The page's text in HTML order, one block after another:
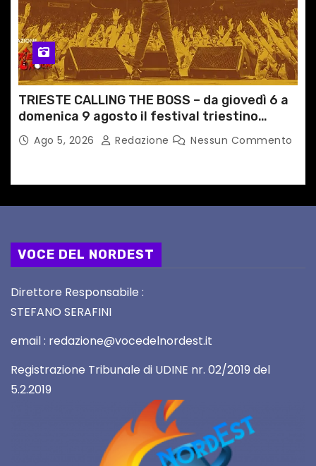
TRIESTE CALLING THE BOSS – da giovedì 6 a
domenica 9 agosto il festival triestino
dedicato a Springsteen
Ago 5, 2026 Redazione Nessun Commento
VOCE DEL NORDEST
Direttore Responsabile :
STEFANO SERAFINI
email : redazione@vocedelnordest.it
Registrazione Tribunale di UDINE nr. 02/2019 del
5.2.2019